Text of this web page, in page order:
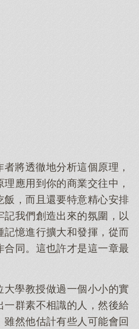
將透徹地分析這個原理，
理應用到你的商業交往中，
飯，而且還要特意精心安排
記我們創造出來的氛圍，以
記憶進行擴大和發揮，從而
合同。這也許才是這一章最
大學教授做過一個小小的實
一群素不相識的人，然後給
雖然他估計有些人可能會回